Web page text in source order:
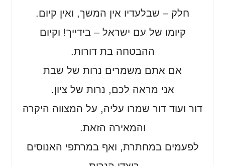
חלק – שבלעדיו אין המשך, ואין קיום.
קיומו של עם ישראל – בידייך! וקיום
ההבטחה בת דורות.
אם אתם משמרים נרות של שבת
אני מראה לכם, נרות של ציון.
דור ועוד דור שמרו עליה, על המצווה היקרה
והמאירה הזאת.
לפעמים במחתרת, ואף במרתפי האנוסים